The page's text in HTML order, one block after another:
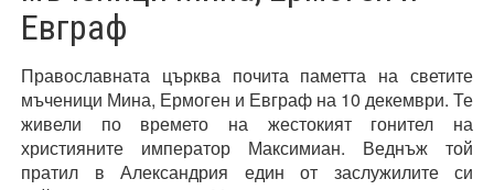
Евграф
Православната църква почита паметта на светите
мъченици Мина, Ермоген и Евграф на 10 декември. Те
живели по времето на жестокият гонител на
християните император Максимиан. Веднъж той
пратил в Александрия един от заслужилите си